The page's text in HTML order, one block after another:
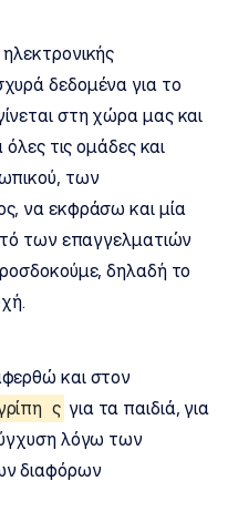
δεδομένα για το
στη χώρα μας και
όλες τις ομάδες και
των
να εκφράσω και μία
των επαγγελματιών
δηλαδή το
και στον
ς για τα παιδιά, για
λόγω των
διαφόρων